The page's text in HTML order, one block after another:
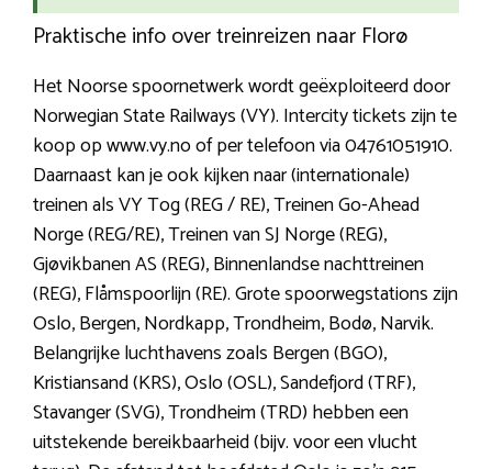
Praktische info over treinreizen naar Florø
Het Noorse spoornetwerk wordt geëxploiteerd door
Norwegian State Railways (VY). Intercity tickets zijn te
koop op www.vy.no of per telefoon via 04761051910.
Daarnaast kan je ook kijken naar (internationale)
treinen als VY Tog (REG / RE), Treinen Go-Ahead
Norge (REG/RE), Treinen van SJ Norge (REG),
Gjøvikbanen AS (REG), Binnenlandse nachttreinen
(REG), Flåmspoorlijn (RE). Grote spoorwegstations zijn
Oslo, Bergen, Nordkapp, Trondheim, Bodø, Narvik.
Belangrijke luchthavens zoals Bergen (BGO),
Kristiansand (KRS), Oslo (OSL), Sandefjord (TRF),
Stavanger (SVG), Trondheim (TRD) hebben een
uitstekende bereikbaarheid (bijv. voor een vlucht